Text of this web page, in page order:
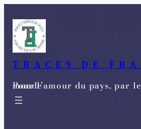
contenu
TRACES DE
Pour l’amour du pays, par les yeux du monde